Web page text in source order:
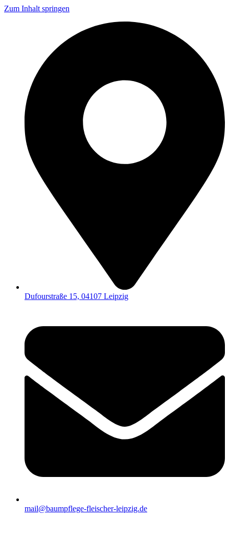
Zum Inhalt springen
Dufourstraße 15, 04107 Leipzig
mail@baumpflege-fleischer-leipzig.de